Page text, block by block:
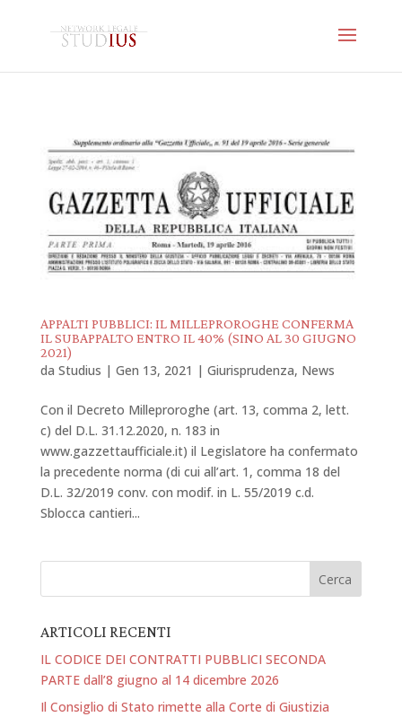
APPALTI PUBBLICI: IL MILLEPROROGHE CONFERMA
IL SUBAPPALTO ENTRO IL 40% (SINO AL 30 GIUGNO
2021)
da Studius | Gen 13, 2021 | Giurisprudenza, News
Con il Decreto Milleproroghe (art. 13, comma 2, lett.
c) del D.L. 31.12.2020, n. 183 in
www.gazzettaufficiale.it) il Legislatore ha confermato
la precedente norma (di cui all’art. 1, comma 18 del
D.L. 32/2019 conv. con modif. in L. 55/2019 c.d.
Sblocca cantieri...
ARTICOLI RECENTI
IL CODICE DEI CONTRATTI PUBBLICI SECONDA
PARTE dall’8 giugno al 14 dicembre 2026
Il Consiglio di Stato rimette alla Corte di Giustizia